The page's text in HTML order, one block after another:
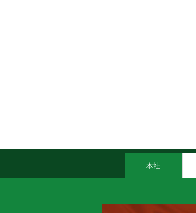
本社